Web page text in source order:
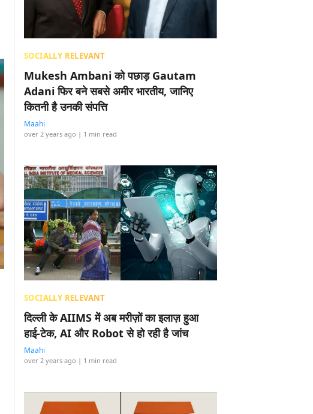
SOCIALLY RELEVANT
Mukesh Ambani को पछाड़ Gautam
Adani फिर बने सबसे अमीर भारतीय, जानिए
कितनी है उनकी संपत्ति
Maahi
over 2 years ago | 1 min read
SOCIALLY RELEVANT
दिल्ली के AIIMS में अब मरीज़ों का इलाज़ हुआ
हाई-टेक, AI और Robot से हो रही है जांच
Maahi
over 2 years ago | 1 min read